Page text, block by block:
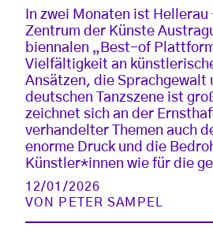
In zwei Monaten ist Hellerau
Zentrum der Künste
biennalen „Best-of
Vielfältigkeit an
Ansätzen, die Sprachgewalt
deutschen Tanzszene ist
zeichnet sich an der
verhandelter Themen auch
enorme Druck und die
Künstler*innen wie für die
12/01/2026
VON
PETER SAMPEL